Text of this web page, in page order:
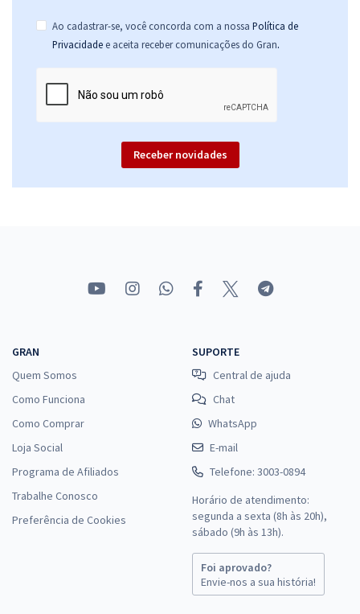
Ao cadastrar-se, você concorda com a nossa Política de
Privacidade e aceita receber comunicações do Gran.
Receber novidades
GRAN
Quem Somos
Como Funciona
Como Comprar
Loja Social
Programa de Afiliados
Trabalhe Conosco
Preferência de Cookies
SUPORTE
Central de ajuda
Chat
WhatsApp
E-mail
Telefone: 3003-0894
Horário de atendimento:
segunda a sexta (8h às 20h),
sábado (9h às 13h).
Foi aprovado?
Envie-nos a sua história!